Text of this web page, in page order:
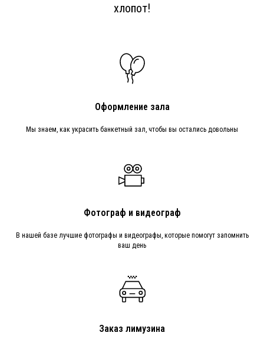
хлопот!
Оформление зала
Мы знаем, как украсить банкетный зал, чтобы вы остались довольны
Фотограф и видеограф
В нашей базе лучшие фотографы и видеографы, которые помогут запомнить
ваш день
Заказ лимузина